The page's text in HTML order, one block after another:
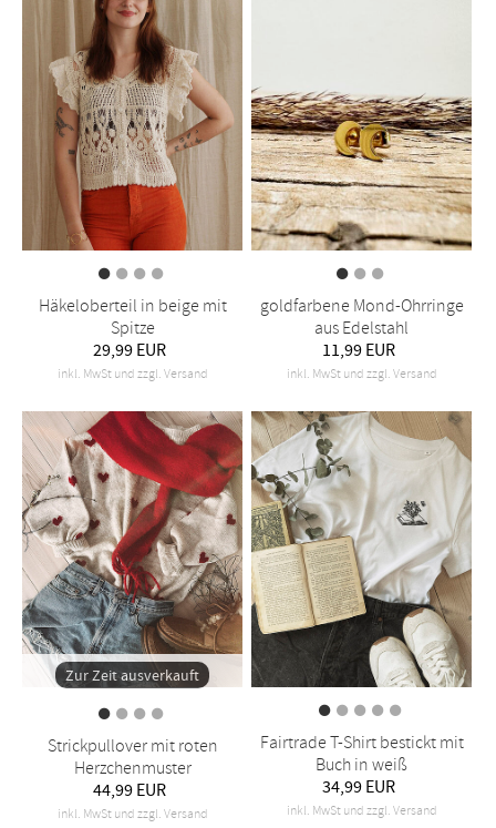
Häkeloberteil in beige mit
Spitze
29,99 EUR
inkl. MwSt und zzgl. Versand
goldfarbene Mond-Ohrringe
aus Edelstahl
11,99 EUR
inkl. MwSt und zzgl. Versand
Zur Zeit ausverkauft
Strickpullover mit roten
Herzchenmuster
44,99 EUR
inkl. MwSt und zzgl. Versand
Fairtrade T-Shirt bestickt mit
Buch in weiß
34,99 EUR
inkl. MwSt und zzgl. Versand